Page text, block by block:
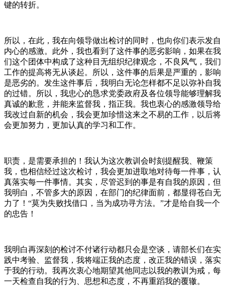
键的转折。
所以，在此，我在向领导做出检讨的同时，也向你们表示发自
内心的感激。此外，我也看到了这件事的恶劣影响，如果在我
们这个团体中构成了这种目无组织纪律观念，不良风气，我们
工作的提高将无从谈起。所以，这件事的后果是严重的，影响
是恶劣的。发生这件事后，我明白无论怎样都不足以弥补自我
的过错。所以，我忠心的恳求党委政府及各位领导能够理解我
真诚的歉意，并能来监督我，指正我。我也衷心的感激领导给
我改过自新的机会，我会更加珍惜这来之不易的工作，以后将
会更加努力，更加认真的学习和工作。
职责，是需要承担的！我认为这次教训会时刻提醒我、鞭策
我，也相信经过这次检讨，我会更加进取地对待每一件事，认
真落实每一件事情。其实，尽管迟到的事是有自我的原因，但
我明白，不管多大的原因，在部门的纪律面前，都显得苍白无
力了！“莫为失败找借口，当为成功寻方法。”才是给自我一个
的忠告！
我明白再深刻的检讨不付诸行动都只会是空谈，请部长们在实
践中考验、监督我，我将端正我的态度，改正我的错误，落实
于我的行动。我再次衷心地期望其他同志以我的教训为戒，每
一天检查自我的行为、思想和态度，不再重蹈我的覆辙。